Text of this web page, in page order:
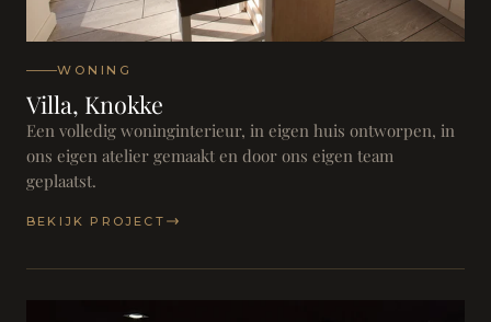
WONING
Villa, Knokke
Een volledig woninginterieur, in eigen huis ontworpen, in
ons eigen atelier gemaakt en door ons eigen team
geplaatst.
BEKIJK PROJECT